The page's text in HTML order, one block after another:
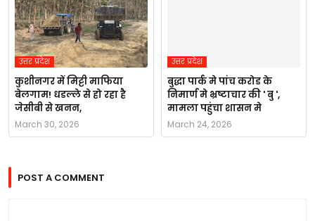
उत्तर प्रदेश
कुशीनगर में मिट्टी माफिया
बेलगाम! धडल्ले से हो रहा है
जेसीबी से खनन,
March 30, 2026
उत्तर प्रदेश
बुद्धा पार्क मे पांच करोड के
निमार्ण मे भ्रष्टाचार की ' बु ',
मामला पहुंचा शासन मे
March 24, 2026
POST A COMMENT